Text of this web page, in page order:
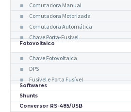
Comutadora Manual
Comutadora Motorizada
Comutadora Automática
Chave Porta-Fusível
Fotovoltaico
Chave Fotovoltaica
DPS
Fusível e Porta Fusível
Softwares
Shunts
Conversor RS-485/USB